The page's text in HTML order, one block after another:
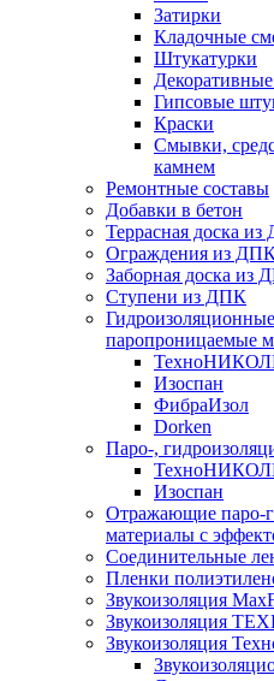
Затирки
Кладочные
Штукатурки
Гипсовые
Краски
Смывки,
камнем
Ремонтные составы
Добавки в бетон
Террасная доска
Ограждения из
Заборная доска из
Ступени из ДПК
паропроницаемые
Изоспан
ФибраИзол
Dorken
Паро-,
Изоспан
Отражающие паро-
материалы с
Соединительные
Пленки
Звукоизоляция
Звукоизоляция
Звукоизоляция